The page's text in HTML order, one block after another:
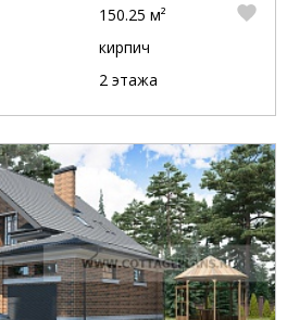
150.25 м²
кирпич
2 этажа